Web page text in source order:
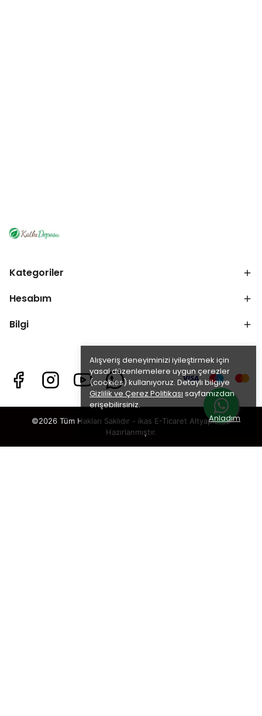
Alışveriş deneyiminizi iyileştirmek için
yasal düzenlemelere uygun çerezler
(cookies) kullanıyoruz. Detaylı bilgiye
Gizlilik ve Çerez Politikası sayfamızdan
erişebilirsiniz.
Anladım
Kategoriler
Hesabım
Bilgi
©2026 Tüm Hakları Saklıdır - ikas E-Ticaret Altyapısı ile
Hazırlanmıştır.